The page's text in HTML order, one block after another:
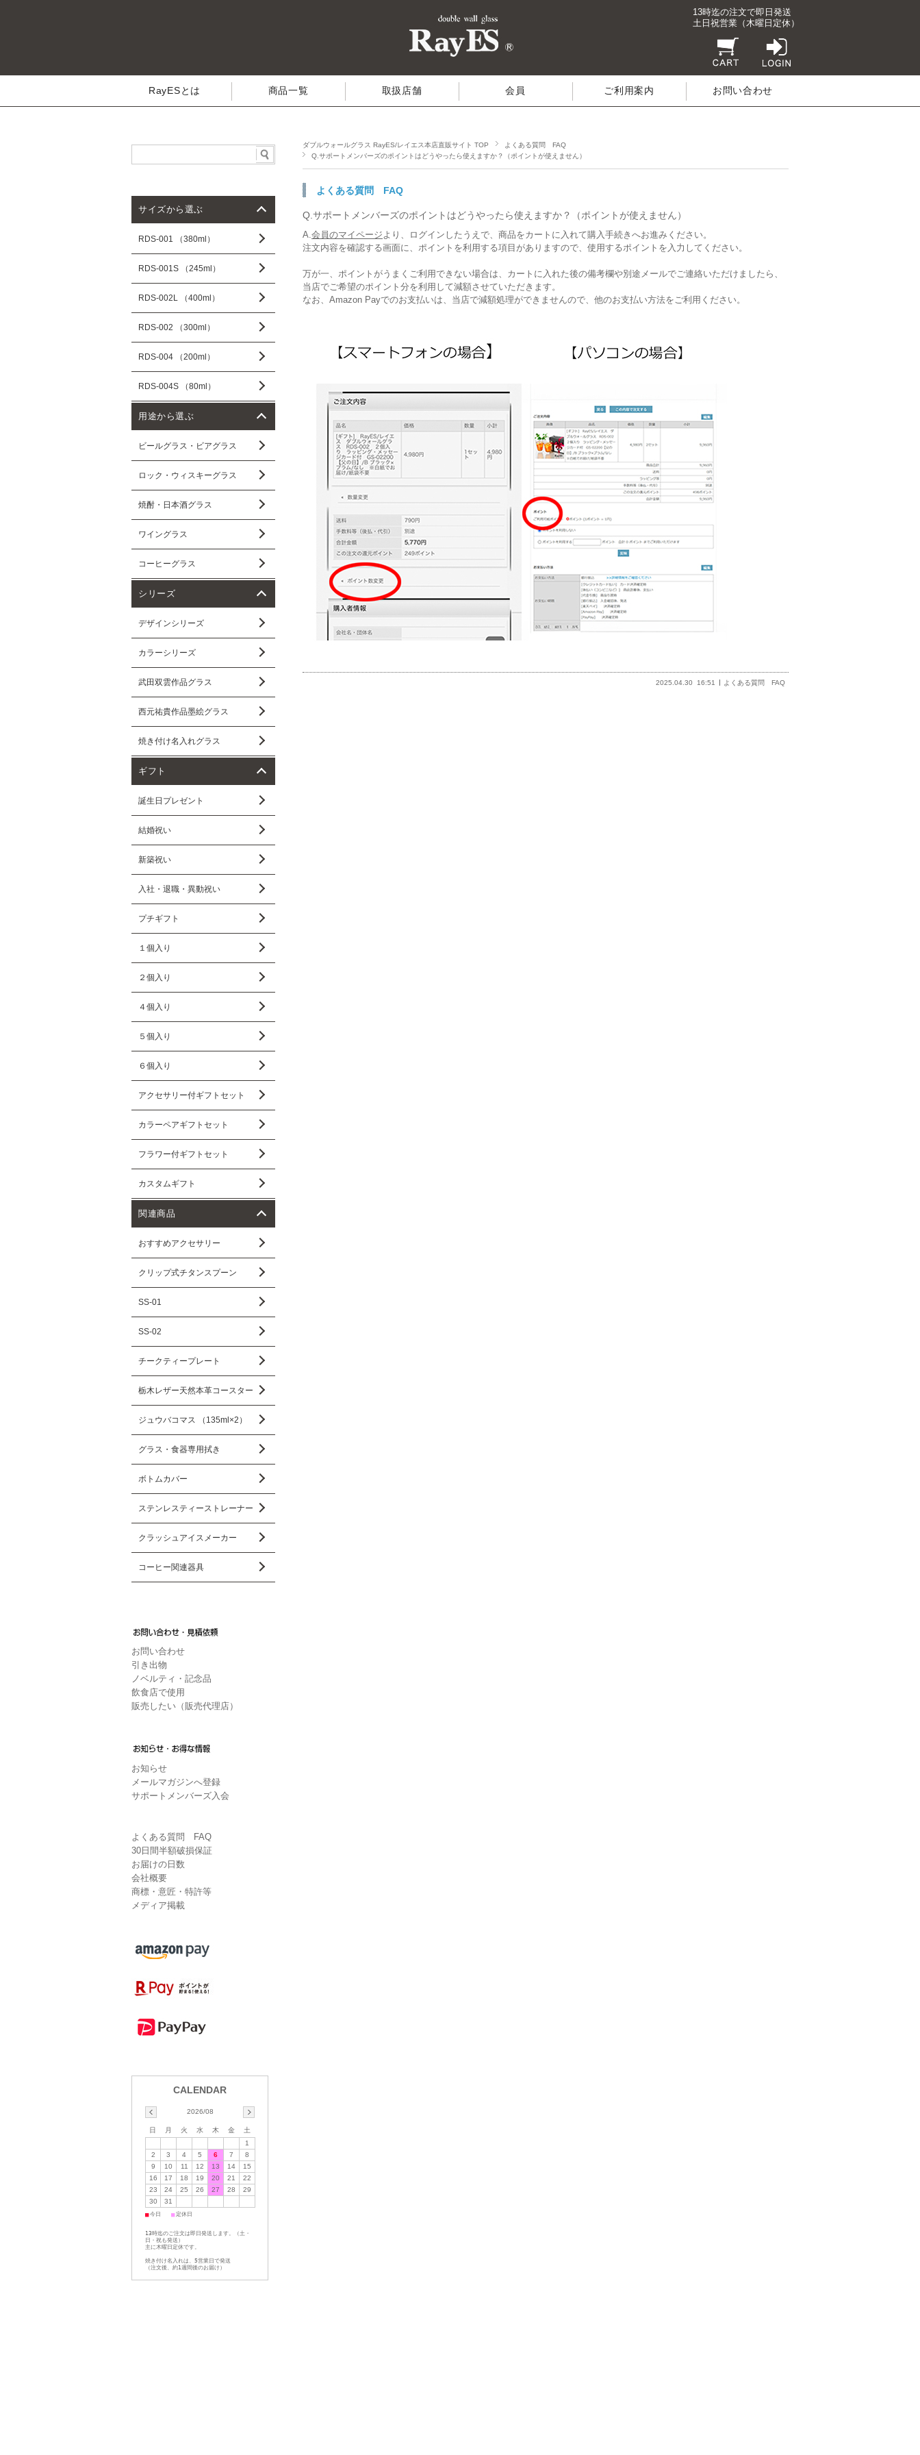
13時迄の注文で即日発送
土日祝営業（木曜日定休）
RayESとは 商品一覧 取扱店舗 会員 ご利用案内 お問い合わせ
ダブルウォールグラス RayES/レイエス本店直販サイト TOP
よくある質問 FAQ
Q.サポートメンバーズのポイントはどうやったら使えますか？（ポイントが使えません）
よくある質問 FAQ
Q.サポートメンバーズのポイントはどうやったら使えますか？（ポイントが使えません）
A.会員のマイページより、ログインしたうえで、商品をカートに入れて購入手続きへお進みください。
注文内容を確認する画面に、ポイントを利用する項目がありますので、使用するポイントを入力してください。
万が一、ポイントがうまくご利用できない場合は、カートに入れた後の備考欄や別途メールでご連絡いただけましたら、
当店でご希望のポイント分を利用して減額させていただきます。
なお、Amazon Payでのお支払いは、当店で減額処理ができませんので、他のお支払い方法をご利用ください。
2025.04.30 16:51 よくある質問 FAQ
サイズから選ぶ
RDS-001 （380ml）
RDS-001S （245ml）
RDS-002L （400ml）
RDS-002 （300ml）
RDS-004 （200ml）
RDS-004S （80ml）
用途から選ぶ
ビールグラス・ビアグラス
ロック・ウィスキーグラス
焼酎・日本酒グラス
ワイングラス
コーヒーグラス
シリーズ
デザインシリーズ
カラーシリーズ
武田双雲作品グラス
西元祐貴作品墨絵グラス
焼き付け名入れグラス
ギフト
誕生日プレゼント
結婚祝い
新築祝い
入社・退職・異動祝い
プチギフト
１個入り
２個入り
４個入り
５個入り
６個入り
アクセサリー付ギフトセット
カラーペアギフトセット
フラワー付ギフトセット
カスタムギフト
関連商品
おすすめアクセサリー
クリップ式チタンスプーン
SS-01
SS-02
チークティープレート
栃木レザー天然本革コースター
ジュウバコマス （135ml×2）
グラス・食器専用拭き
ボトムカバー
ステンレスティーストレーナー
クラッシュアイスメーカー
コーヒー関連器具
お問い合わせ
引き出物
ノベルティ・記念品
飲食店で使用
販売したい（販売代理店）
お知らせ
メールマガジンへ登録
サポートメンバーズ入会
よくある質問 FAQ
30日間半額破損保証
お届けの日数
会社概要
商標・意匠・特許等
メディア掲載
2026/08
日 月 火 水 木 金
土
1
2
3 4 5 6 7
8
9
10 11 12 13 14
15
16
17 18 19 20 21
22
23
24 25 26 27 28
29
30
31
■ 今日 ■ 定休日
13時迄のご注文は即日発送します。（土・
日・祝も発送）
主に木曜日定休です。
焼き付け名入れは、5営業日で発送
（注文後、約1週間後のお届け）